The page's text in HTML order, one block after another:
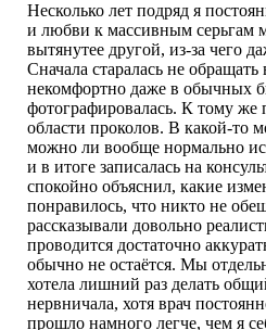
Несколько лет подряд я
и любви к массивным серьгам
вытянутее другой, из-за чего
Сначала старалась не
некомфортно даже в обычных
фотографировалась. К тому же
области проколов. В какой-то
можно ли вообще нормально
и в итоге записалась на
спокойно объяснил, какие
понравилось, что никто не
рассказывали довольно
проводится достаточно
обычно не остаётся. Мы
хотела лишний раз делать
нервничала, хотя врач
прошло намного легче, чем я